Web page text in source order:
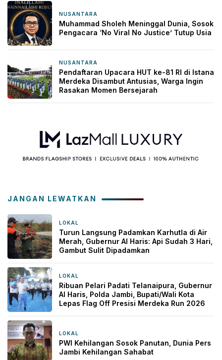
NUSANTARA
Muhammad Sholeh Meninggal Dunia, Sosok
Pengacara ‘No Viral No Justice’ Tutup Usia
NUSANTARA
Pendaftaran Upacara HUT ke-81 RI di Istana
Merdeka Disambut Antusias, Warga Ingin
Rasakan Momen Bersejarah
JANGAN LEWATKAN
LOKAL
Turun Langsung Padamkan Karhutla di Air
Merah, Gubernur Al Haris: Api Sudah 3 Hari,
Gambut Sulit Dipadamkan
LOKAL
Ribuan Pelari Padati Telanaipura, Gubernur
Al Haris, Polda Jambi, Bupati/Wali Kota
Lepas Flag Off Presisi Merdeka Run 2026
LOKAL
PWI Kehilangan Sosok Panutan, Dunia Pers
Jambi Kehilangan Sahabat